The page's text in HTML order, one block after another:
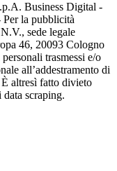
Business Digital -
la pubblicità
sede legale
46, 20093 Cologno
trasmessi e/o
all’addestramento di
altresì fatto divieto
scraping.